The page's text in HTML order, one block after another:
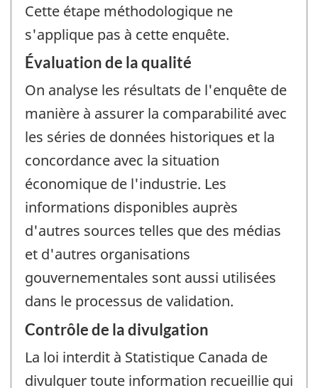
Cette étape méthodologique ne
s'applique pas à cette enquête.
Évaluation de la qualité
On analyse les résultats de l'enquête de
manière à assurer la comparabilité avec
les séries de données historiques et la
concordance avec la situation
économique de l'industrie. Les
informations disponibles auprès
d'autres sources telles que des médias
et d'autres organisations
gouvernementales sont aussi utilisées
dans le processus de validation.
Contrôle de la divulgation
La loi interdit à Statistique Canada de
divulguer toute information recueillie qui